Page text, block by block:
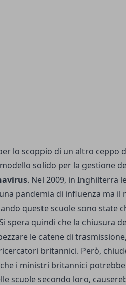
lo scoppio di un altro ceppo
solido per la gestione
. Nel 2009, in Inghilterra
pandemia di influenza ma il
queste scuole sono state
spera quindi che la chiusura
le catene di
britannici. Però,
i ministri britannici
scuole secondo loro,